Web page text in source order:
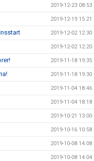
2019-12-23 08:53
2019-12-19 15:21
2019-12-02 12:30
2019-12-02 12:20
2019-11-18 19:35
2019-11-18 19:30
2019-11-04 18:46
2019-11-04 18:18
2019-10-21 13:00
2019-10-16 10:58
2019-10-08 14:08
2019-10-08 14:04